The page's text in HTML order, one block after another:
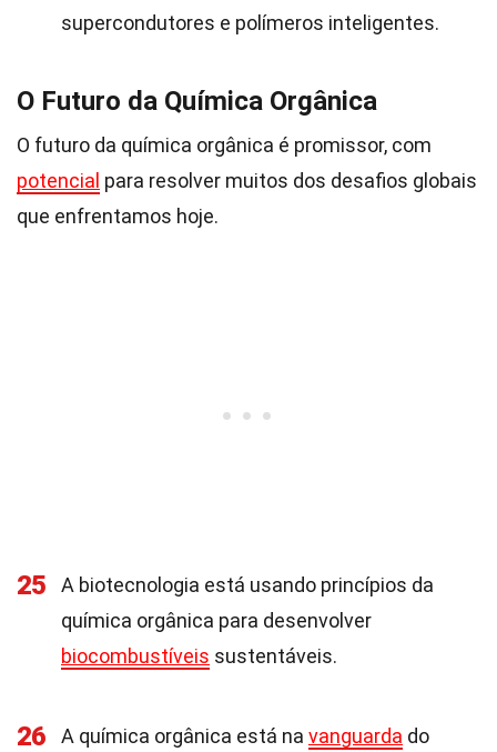
supercondutores e polímeros inteligentes.
O Futuro da Química Orgânica
O futuro da química orgânica é promissor, com
potencial para resolver muitos dos desafios globais
que enfrentamos hoje.
25
A biotecnologia está usando princípios da
química orgânica para desenvolver
biocombustíveis sustentáveis.
26 A química orgânica está na vanguarda do